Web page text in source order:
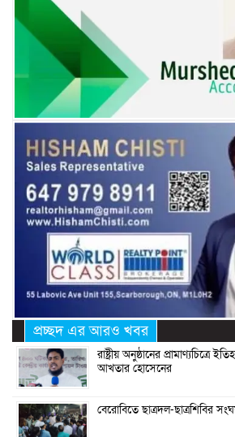
প্রচ্ছদ এর আরও খবর
রাষ্ট্রীয় অনুষ্ঠানের
আখতার হোসেনের
বেরোবিতে ছাত্রদল-ছাত্রশিবির